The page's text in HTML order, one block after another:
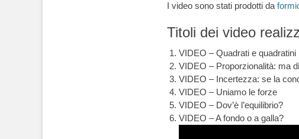
I video sono stati prodotti da
Titoli dei video
VIDEO – Quadrati e quadratini
VIDEO – Proporzionalità: ma
VIDEO – Incertezza: se la
VIDEO – Uniamo le forze
VIDEO – Dov’è l’equilibrio?
VIDEO – A fondo o a galla?